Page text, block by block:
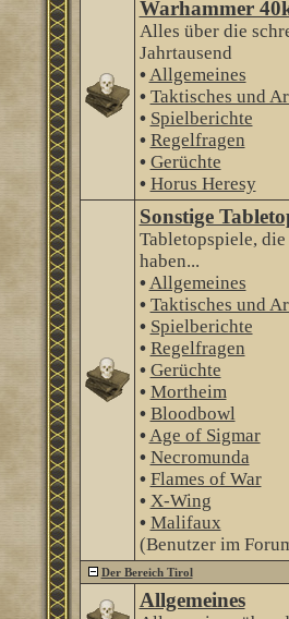
Warhammer
Alles über die
Jahrtausend
•Allgemeines
• Taktisches und
• Spielberichte
• Regelfragen
• Gerüchte
• Horus Heresy
Sonstige
Tabletopspiele,
haben...
•Allgemeines
• Taktisches und
• Spielberichte
• Regelfragen
• Gerüchte
• Mortheim
• Bloodbowl
•Age of Sigmar
• Necromunda
• Flames of War
• X-Wing
• Malifaux
(Benutzer im
Der Bereich Tirol
Allgemeines